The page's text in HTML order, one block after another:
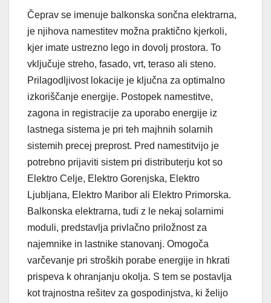
Čeprav se imenuje balkonska sončna elektrarna,
je njihova namestitev možna praktično kjerkoli,
kjer imate ustrezno lego in dovolj prostora. To
vključuje streho, fasado, vrt, teraso ali steno.
Prilagodljivost lokacije je ključna za optimalno
izkoriščanje energije. Postopek namestitve,
zagona in registracije za uporabo energije iz
lastnega sistema je pri teh majhnih solarnih
sistemih precej preprost. Pred namestitvijo je
potrebno prijaviti sistem pri distributerju kot so
Elektro Celje, Elektro Gorenjska, Elektro
Ljubljana, Elektro Maribor ali Elektro Primorska.
Balkonska elektrarna, tudi z le nekaj solarnimi
moduli, predstavlja privlačno priložnost za
najemnike in lastnike stanovanj. Omogoča
varčevanje pri stroških porabe energije in hkrati
prispeva k ohranjanju okolja. S tem se postavlja
kot trajnostna rešitev za gospodinjstva, ki želijo